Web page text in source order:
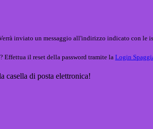
inviato un messaggio all'indirizzo indicato con le
Effettua il reset della password tramite la Login
casella di posta elettronica!